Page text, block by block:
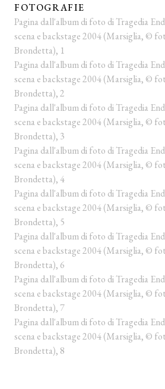
FOTOGRAFIE
Pagina dall'album di foto di Tragedia
scena e backstage 2004 (Marsiglia, ©
Brondetta), 1
Pagina dall'album di foto di Tragedia
scena e backstage 2004 (Marsiglia, ©
Brondetta), 2
Pagina dall'album di foto di Tragedia
scena e backstage 2004 (Marsiglia, ©
Brondetta), 3
Pagina dall'album di foto di Tragedia
scena e backstage 2004 (Marsiglia, ©
Brondetta), 4
Pagina dall'album di foto di Tragedia
scena e backstage 2004 (Marsiglia, ©
Brondetta), 5
Pagina dall'album di foto di Tragedia
scena e backstage 2004 (Marsiglia, ©
Brondetta), 6
Pagina dall'album di foto di Tragedia
scena e backstage 2004 (Marsiglia, ©
Brondetta), 7
Pagina dall'album di foto di Tragedia
scena e backstage 2004 (Marsiglia, ©
Brondetta), 8